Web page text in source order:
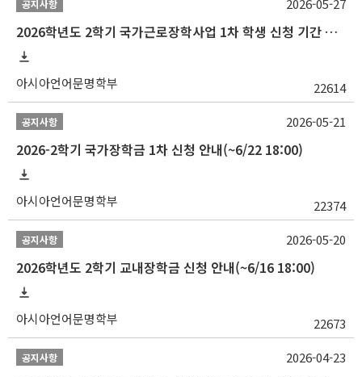
공지사항
2026학년도 2학기 국가근로장학사업 1차 학생 신청 기간 안내
아시아언어문명학부 22614
2026-05-27
공지사항
2026-2학기 국가장학금 1차 신청 안내(~6/22 18:00)
아시아언어문명학부 22374
2026-05-21
공지사항
2026학년도 2학기 교내장학금 신청 안내(~6/16 18:00)
아시아언어문명학부 22673
2026-05-20
공지사항 2026-04-23